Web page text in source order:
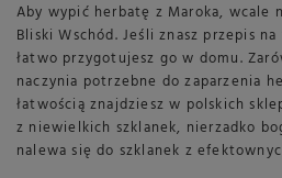
Aby wypić herbatę z Maroka, wcale
Bliski Wschód. Jeśli znasz przepis
łatwo przygotujesz go w domu.
naczynia potrzebne do zaparzenia
łatwością znajdziesz w polskich
z niewielkich szklanek, nierzadko
nalewa się do szklanek z